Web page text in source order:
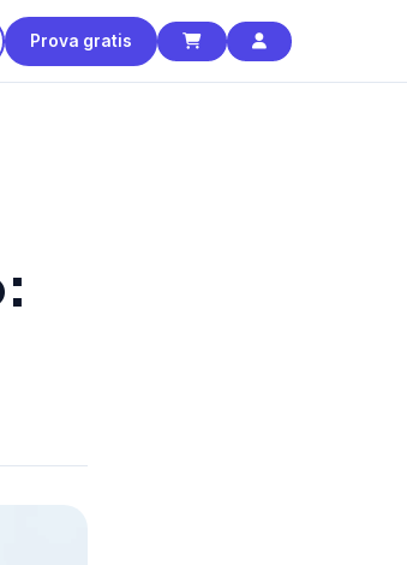
Prova gratis